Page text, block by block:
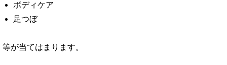
ボディケア
足つぼ
等が当てはまります。